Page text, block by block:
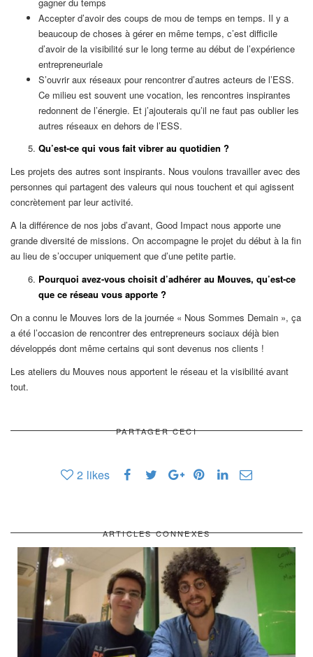
Accepter d’avoir des coups de mou de temps en temps. Il y a
beaucoup de choses à gérer en même temps, c’est difficile
d’avoir de la visibilité sur le long terme au début de l’expérience
entrepreneuriale
S’ouvrir aux réseaux pour rencontrer d’autres acteurs de l’ESS.
Ce milieu est souvent une vocation, les rencontres inspirantes
redonnent de l’énergie. Et j’ajouterais qu’il ne faut pas oublier les
autres réseaux en dehors de l’ESS.
Qu’est-ce qui vous fait vibrer au quotidien ?
Les projets des autres sont inspirants. Nous voulons travailler avec des
personnes qui partagent des valeurs qui nous touchent et qui agissent
concrètement par leur activité.
A la différence de nos jobs d’avant, Good Impact nous apporte une
grande diversité de missions. On accompagne le projet du début à la fin
au lieu de s’occuper uniquement que d’une petite partie.
Pourquoi avez-vous choisit d’adhérer au Mouves, qu’est-ce
que ce réseau vous apporte ?
On a connu le Mouves lors de la journée « Nous Sommes Demain », ça
a été l’occasion de rencontrer des entrepreneurs sociaux déjà bien
développés dont même certains qui sont devenus nos clients !
Les ateliers du Mouves nous apportent le réseau et la visibilité avant
tout.
PARTAGER CECI
2 likes
ARTICLES CONNEXES